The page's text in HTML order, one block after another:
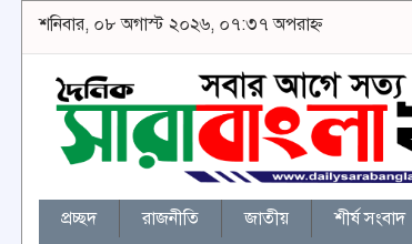
শনিবার, ০৮ অগাস্ট ২০২৬, ০৭:৩৭ অপরাহ্ন
প্রচ্ছদ রাজনীতি জাতীয় শীর্ষ সংবাদ